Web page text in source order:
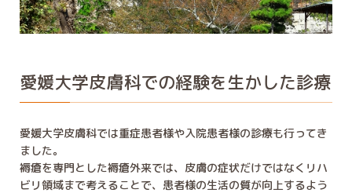
愛媛大学皮膚科での経験を生かした診療
愛媛大学皮膚科では重症患者様や入院患者様の診療も行ってき
ました。
褥瘡を専門とした褥瘡外来では、皮膚の症状だけではなくリハ
ビリ領域まで考えることで、患者様の生活の質が向上するよう